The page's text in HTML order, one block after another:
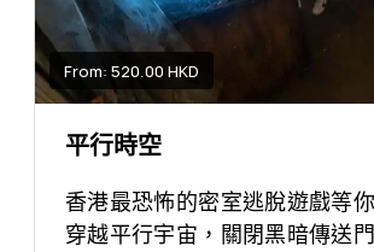
From: 520.00 HKD
平行時空
香港最恐怖的密室逃脫遊戲等
穿越平行宇宙，關閉黑暗傳送